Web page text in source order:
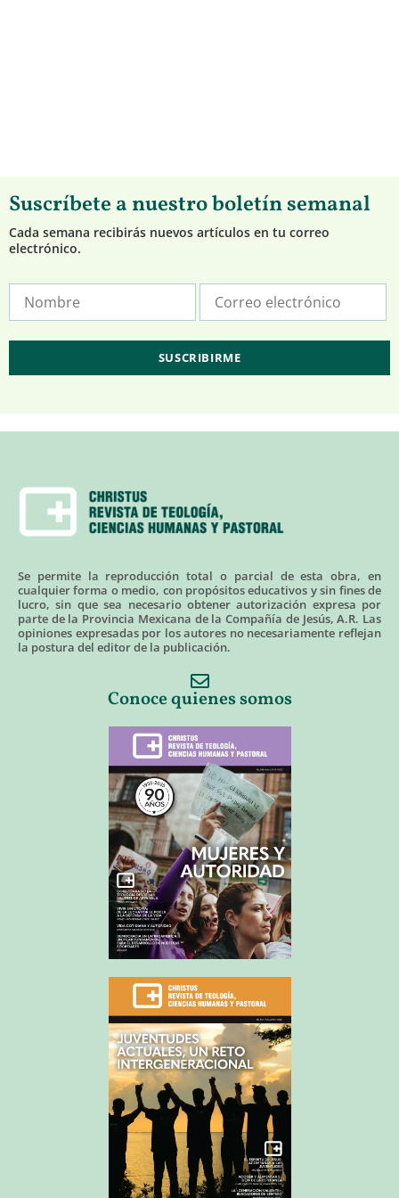
Suscríbete a nuestro boletín semanal
Cada semana recibirás nuevos artículos en tu correo
electrónico.
Se permite la reproducción total o parcial de esta obra, en
cualquier forma o medio, con propósitos educativos y sin fines de
lucro, sin que sea necesario obtener autorización expresa por
parte de la Provincia Mexicana de la Compañía de Jesús, A.R. Las
opiniones expresadas por los autores no necesariamente reflejan
la postura del editor de la publicación.
Conoce quienes somos